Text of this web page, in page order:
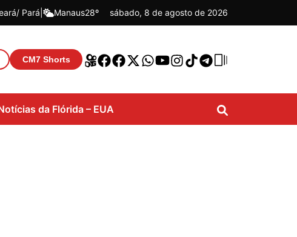
Pará Manaus28º sábado, 8 de agosto de 2026
CM7 Shorts
da Flórida – EUA